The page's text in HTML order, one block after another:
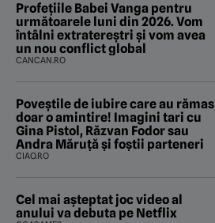
Profețiile Babei Vanga pentru
următoarele luni din 2026. Vom
întâlni extratereștri și vom avea
un nou conflict global
CANCAN.RO
Poveştile de iubire care au rămas
doar o amintire! Imagini tari cu
Gina Pistol, Răzvan Fodor sau
Andra Măruţă şi foştii parteneri
CIAO.RO
Cel mai așteptat joc video al
anului va debuta pe Netflix